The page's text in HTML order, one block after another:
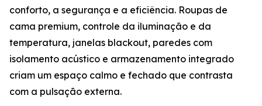
conforto, a segurança e a eficiência. Roupas de
cama premium, controle da iluminação e da
temperatura, janelas blackout, paredes com
isolamento acústico e armazenamento integrado
criam um espaço calmo e fechado que contrasta
com a pulsação externa.